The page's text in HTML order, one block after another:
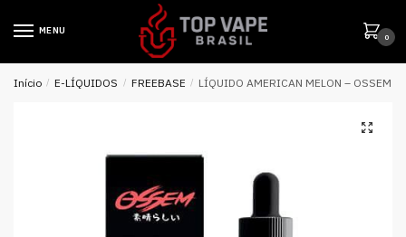
MENU
0
Início / E-LÍQUIDOS / FREEBASE / LÍQUIDO AMERICAN MELON – OSSEM